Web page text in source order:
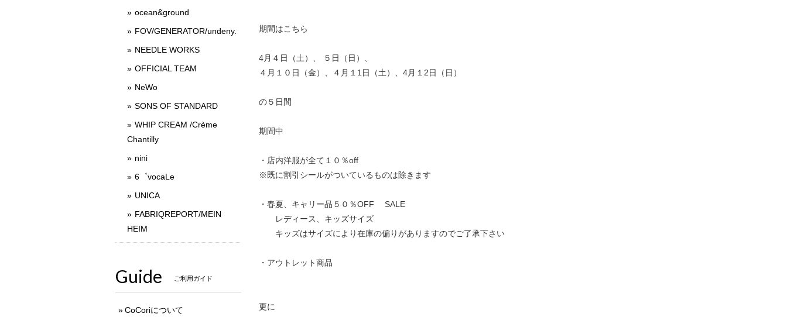
期間はこちら
4月４日（土）、 ５日（日）、
４月１０日（金）、４月１1日（土）、4月１2日（日）
の５日間
期間中
・店内洋服が全て１０％off
※既に割引シールがついているものは除きます
・春夏、キャリー品５０％OFF SALE
レディース、キッズサイズ
キッズはサイズにより在庫の偏りがありますのでご了承下さい
・アウトレット商品
更に
ocean&ground
FOV/GENERATOR/undeny.
NEEDLE WORKS
OFFICIAL TEAM
NeWo
SONS OF STANDARD
WHIP CREAM /Crème
Chantilly
nini
6゜vocaLe
UNICA
FABRIQREPORT/MEIN
HEIM
Guide ご利用ガイド
CoCoriについて